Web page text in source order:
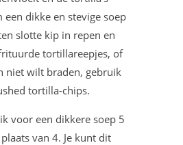
een ​​dikke en stevige soep
slotte kip in repen en
tortillareepjes, of
niet wilt braden, gebruik
tortilla-chips.
voor een dikkere soep 5
van 4. Je kunt dit